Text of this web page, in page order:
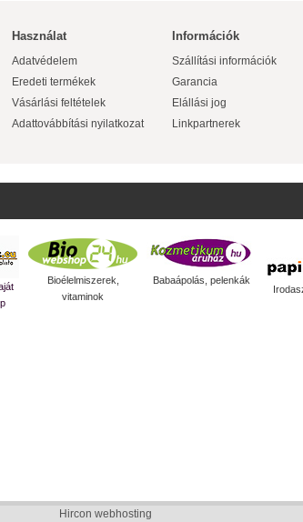
Használat
Adatvédelem
Eredeti termékek
Vásárlási feltételek
Adattovábbítási nyilatkozat
Információk
Szállítási információk
Garancia
Elállási jog
Linkpartnerek
Bioélelmiszerek,
vitaminok
Babaápolás, pelenkák
Hircon webhosting